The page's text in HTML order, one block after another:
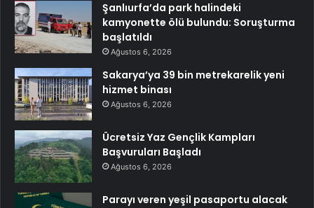
Şanlıurfa’da park halindeki
kamyonette ölü bulundu: Soruşturma
başlatıldı
Ağustos 6, 2026
Sakarya’ya 39 bin metrekarelik yeni
hizmet binası
Ağustos 6, 2026
Ücretsiz Yaz Gençlik Kampları
Başvuruları Başladı
Ağustos 6, 2026
Parayı veren yeşil pasaportu alacak